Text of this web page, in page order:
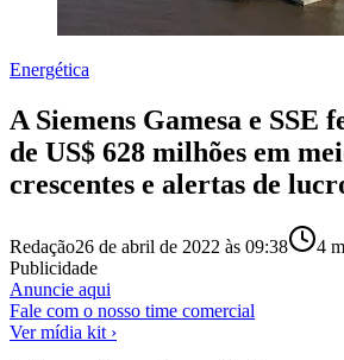
Energética
A Siemens Gamesa e SSE
de US$ 628 milhões em
crescentes e alertas de
Redação26 de abril de 2022 às 09:38 4
Publicidade
Anuncie aqui
Fale com o nosso time comercial
Ver mídia kit ›